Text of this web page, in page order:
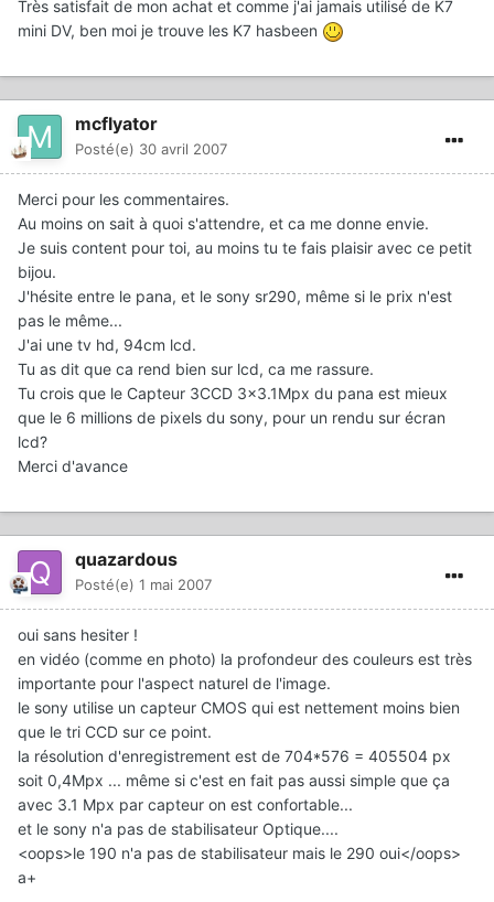
Très satisfait de mon achat et comme j'ai jamais utilisé de K7
mini DV, ben moi je trouve les K7 hasbeen
mcflyator
Posté(e) 30 avril 2007
Merci pour les commentaires.
Au moins on sait à quoi s'attendre, et ca me donne envie.
Je suis content pour toi, au moins tu te fais plaisir avec ce petit
bijou.
J'hésite entre le pana, et le sony sr290, même si le prix n'est
pas le même...
J'ai une tv hd, 94cm lcd.
Tu as dit que ca rend bien sur lcd, ca me rassure.
Tu crois que le Capteur 3CCD 3x3.1Mpx du pana est mieux
que le 6 millions de pixels du sony, pour un rendu sur écran
lcd?
Merci d'avance
quazardous
Posté(e) 1 mai 2007
oui sans hesiter !
en vidéo (comme en photo) la profondeur des couleurs est très
importante pour l'aspect naturel de l'image.
le sony utilise un capteur CMOS qui est nettement moins bien
que le tri CCD sur ce point.
la résolution d'enregistrement est de 704*576 = 405504 px
soit 0,4Mpx ... même si c'est en fait pas aussi simple que ça
avec 3.1 Mpx par capteur on est confortable...
et le sony n'a pas de stabilisateur Optique....
<oops>le 190 n'a pas de stabilisateur mais le 290 oui</oops>
a+